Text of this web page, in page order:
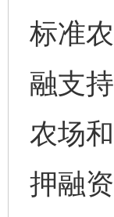
标准
融支
农场
押融